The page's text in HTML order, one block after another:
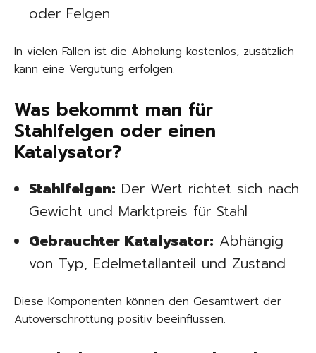
oder Felgen
In vielen Fällen ist die Abholung kostenlos, zusätzlich
kann eine Vergütung erfolgen.
Was bekommt man für
Stahlfelgen oder einen
Katalysator?
Stahlfelgen: Der Wert richtet sich nach
Gewicht und Marktpreis für Stahl
Gebrauchter Katalysator: Abhängig
von Typ, Edelmetallanteil und Zustand
Diese Komponenten können den Gesamtwert der
Autoverschrottung positiv beeinflussen.